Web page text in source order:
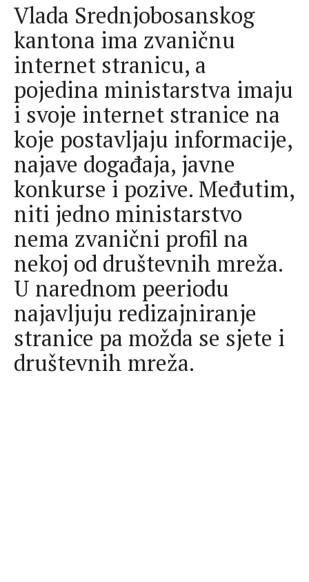
Vlada Srednjobosanskog
kantona ima zvaničnu
internet stranicu, a
pojedina ministarstva imaju
i svoje internet stranice na
koje postavljaju informacije,
najave događaja, javne
konkurse i pozive. Međutim,
niti jedno ministarstvo
nema zvanični profil na
nekoj od društevnih mreža.
U narednom peeriodu
najavljuju redizajniranje
stranice pa možda se sjete i
društevnih mreža.